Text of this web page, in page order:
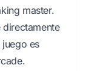
master.
directamente
juego es